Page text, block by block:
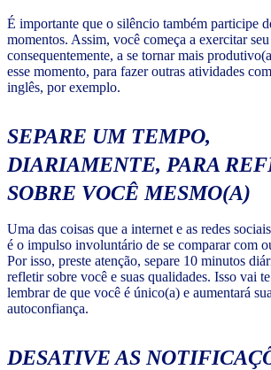
É importante que o silêncio também participe
momentos. Assim, você começa a exercitar
consequentemente, a se tornar mais
esse momento, para fazer outras atividades
inglês, por exemplo.
SEPARE UM TEMPO,
DIARIAMENTE, PARA
SOBRE VOCÊ MESMO(A)
Uma das coisas que a internet e as redes
é o impulso involuntário de se comparar com
Por isso, preste atenção, separe 10 minutos
refletir sobre você e suas qualidades. Isso vai
lembrar de que você é único(a) e aumentará sua
autoconfiança.
DESATIVE AS